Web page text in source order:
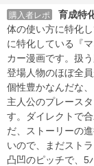
購入者レポ
育成特
体の使い方に特化
に特化している『
カー漫画です。扱
登場人物のほぼ全
個性豊かなんだな
主人公のプレース
す。ダイレクトで
だ、ストーリーの
いので、まだスト
凸凹のピッチで、5